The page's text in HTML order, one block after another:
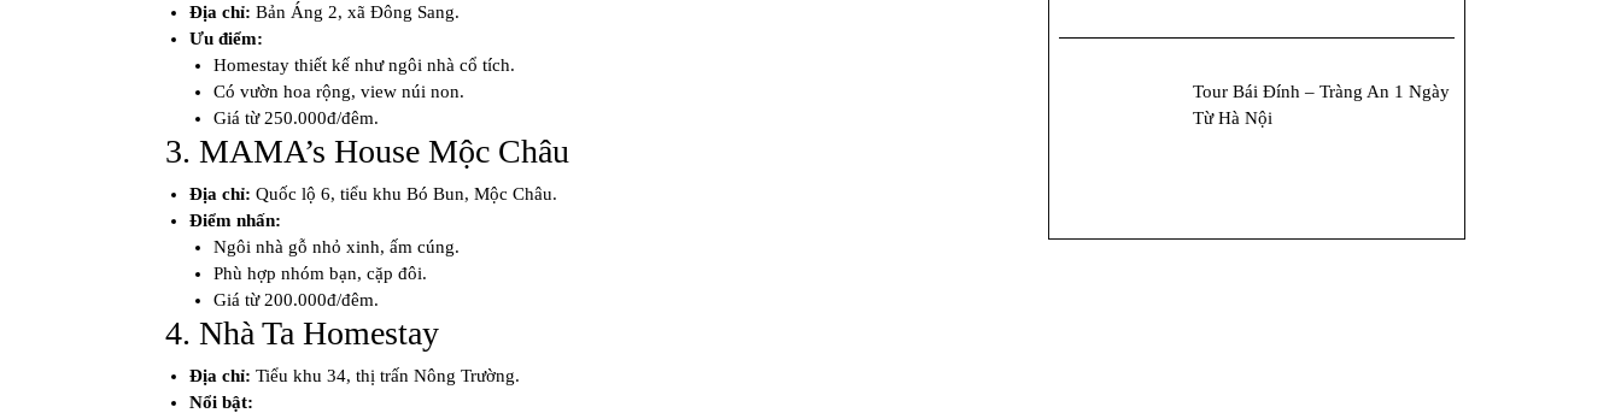
Địa chỉ: Bản Áng 2, xã Đông Sang.
Ưu điểm:
Homestay thiết kế như ngôi nhà cổ tích.
Có vườn hoa rộng, view núi non.
Giá từ 250.000đ/đêm.
3. MAMA’s House Mộc Châu
Địa chỉ: Quốc lộ 6, tiểu khu Bó Bun, Mộc Châu.
Điểm nhấn:
Ngôi nhà gỗ nhỏ xinh, ấm cúng.
Phù hợp nhóm bạn, cặp đôi.
Giá từ 200.000đ/đêm.
4. Nhà Ta Homestay
Địa chỉ: Tiểu khu 34, thị trấn Nông Trường.
Nổi bật:
Tour Bái Đính – Tràng An 1 Ngày
Từ Hà Nội